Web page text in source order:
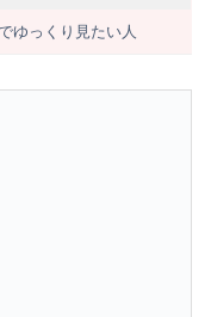
ゆっくり見たい人